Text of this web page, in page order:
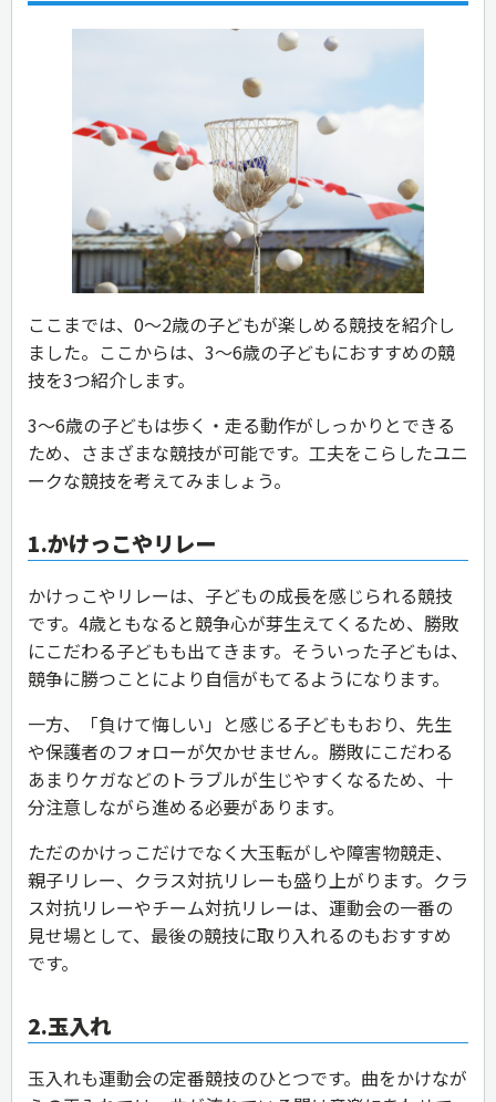
ここまでは、0〜2歳の子どもが楽しめる競技を紹介し
ました。ここからは、3〜6歳の子どもにおすすめの競
技を3つ紹介します。
3〜6歳の子どもは歩く・走る動作がしっかりとできる
ため、さまざまな競技が可能です。工夫をこらしたユニ
ークな競技を考えてみましょう。
1.かけっこやリレー
かけっこやリレーは、子どもの成長を感じられる競技
です。4歳ともなると競争心が芽生えてくるため、勝敗
にこだわる子どもも出てきます。そういった子どもは、
競争に勝つことにより自信がもてるようになります。
一方、「負けて悔しい」と感じる子どももおり、先生
や保護者のフォローが欠かせません。勝敗にこだわる
あまりケガなどのトラブルが生じやすくなるため、十
分注意しながら進める必要があります。
ただのかけっこだけでなく大玉転がしや障害物競走、
親子リレー、クラス対抗リレーも盛り上がります。クラ
ス対抗リレーやチーム対抗リレーは、運動会の一番の
見せ場として、最後の競技に取り入れるのもおすすめ
です。
2.玉入れ
玉入れも運動会の定番競技のひとつです。曲をかけなが